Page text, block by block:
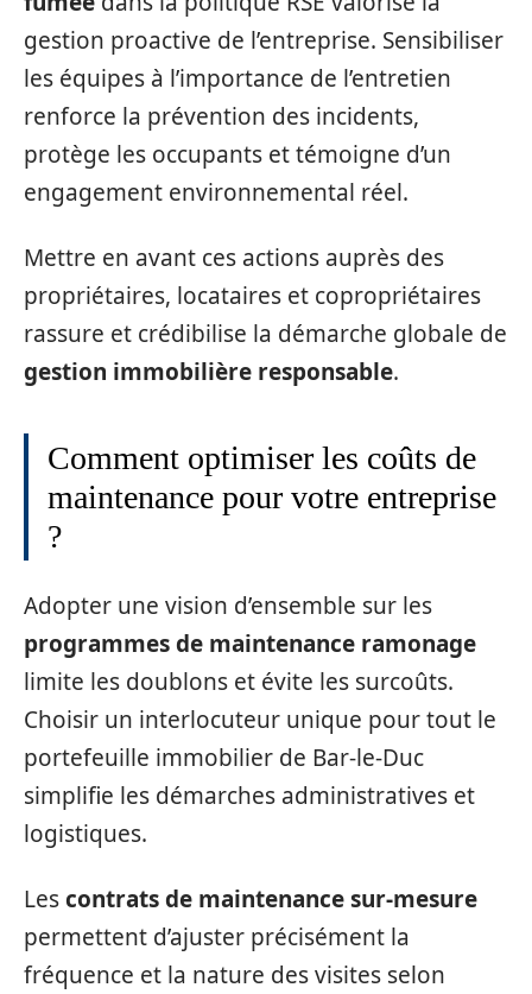
gestion proactive de l’entreprise. Sensibiliser
les équipes à l’importance de l’entretien
renforce la prévention des incidents,
protège les occupants et témoigne d’un
engagement environnemental réel.
Mettre en avant ces actions auprès des
propriétaires, locataires et copropriétaires
rassure et crédibilise la démarche globale de
gestion immobilière responsable.
Comment optimiser les coûts de
maintenance pour votre entreprise
?
Adopter une vision d’ensemble sur les
programmes de maintenance ramonage
limite les doublons et évite les surcoûts.
Choisir un interlocuteur unique pour tout le
portefeuille immobilier de Bar-le-Duc
simplifie les démarches administratives et
logistiques.
Lescontrats de maintenance sur-mesure
permettent d’ajuster précisément la
fréquence et la nature des visites selon